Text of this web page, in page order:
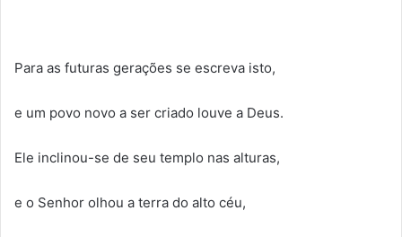
Para as futuras gerações se escreva isto,
e um povo novo a ser criado louve a Deus.
Ele inclinou-se de seu templo nas alturas,
e o Senhor olhou a terra do alto céu,